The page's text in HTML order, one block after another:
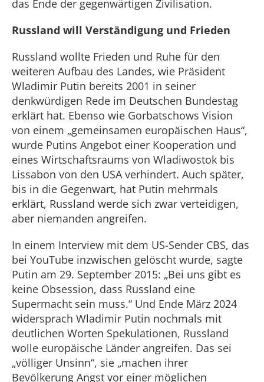
das Ende der gegenwärtigen Zivilisation.
Russland will Verständigung und Frieden
Russland wollte Frieden und Ruhe für den
weiteren Aufbau des Landes, wie Präsident
Wladimir Putin bereits 2001 in seiner
denkwürdigen Rede im Deutschen Bundestag
erklärt hat. Ebenso wie Gorbatschows Vision
von einem „gemeinsamen europäischen Haus“,
wurde Putins Angebot einer Kooperation und
eines Wirtschaftsraums von Wladiwostok bis
Lissabon von den USA verhindert. Auch später,
bis in die Gegenwart, hat Putin mehrmals
erklärt, Russland werde sich zwar verteidigen,
aber niemanden angreifen.
In einem Interview mit dem US-Sender CBS, das
bei YouTube inzwischen gelöscht wurde, sagte
Putin am 29. September 2015: „Bei uns gibt es
keine Obsession, dass Russland eine
Supermacht sein muss.“ Und Ende März 2024
widersprach Wladimir Putin nochmals mit
deutlichen Worten Spekulationen, Russland
wolle europäische Länder angreifen. Das sei
„völliger Unsinn“, sie „machen ihrer
Bevölkerung Angst vor einer möglichen